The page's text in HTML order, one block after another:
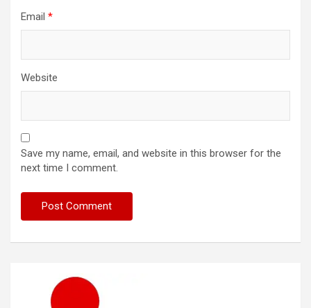
Email *
Website
Save my name, email, and website in this browser for the
next time I comment.